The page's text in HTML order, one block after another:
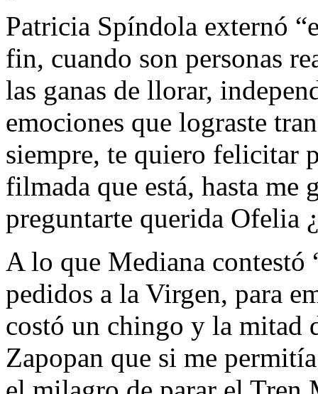
Patricia Spíndola externó
fin, cuando son personas
las ganas de llorar,
emociones que lograste
siempre, te quiero felicitar
filmada que está, hasta me
preguntarte querida Ofelia
A lo que Mediana contestó
pedidos a la Virgen, para
costó un chingo y la mitad
Zapopan que si me